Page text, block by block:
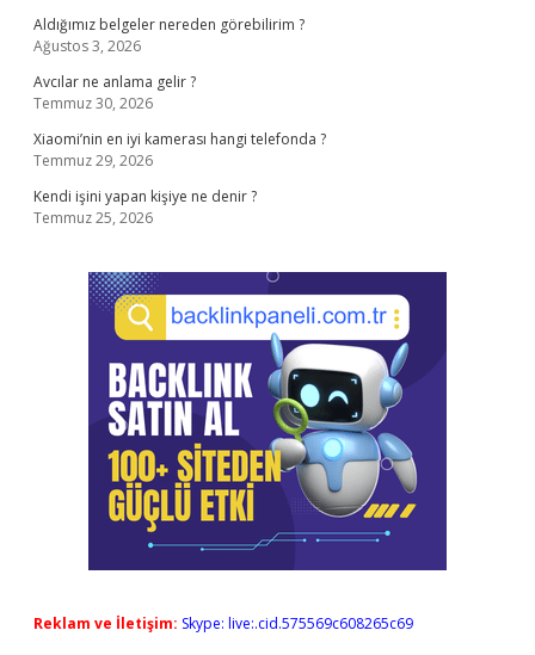
Aldığımız belgeler nereden görebilirim ?
Ağustos 3, 2026
Avcılar ne anlama gelir ?
Temmuz 30, 2026
Xiaomi’nin en iyi kamerası hangi telefonda ?
Temmuz 29, 2026
Kendi işini yapan kişiye ne denir ?
Temmuz 25, 2026
Reklam ve İletişim: Skype: live:.cid.575569c608265c69